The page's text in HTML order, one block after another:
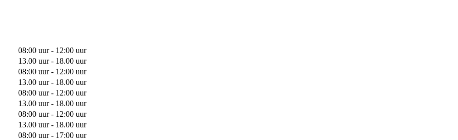
08:00 uur - 12:00 uur
13.00 uur - 18.00 uur
08:00 uur - 12:00 uur
13.00 uur - 18.00 uur
08:00 uur - 12:00 uur
13.00 uur - 18.00 uur
08:00 uur - 12:00 uur
13.00 uur - 18.00 uur
08:00 uur - 17:00 uur